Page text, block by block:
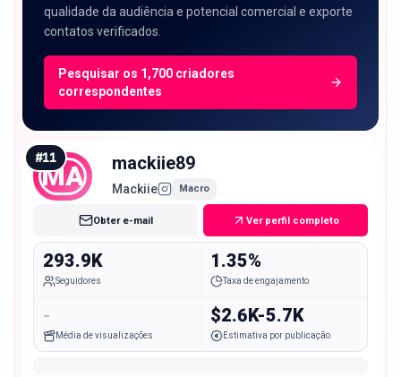
qualidade da audiência e potencial comercial e exporte
contatos verificados.
Pesquisar os 1,700 criadores
correspondentes
MA
#11 mackiie89
Mackiie Macro
Obter e-mail Ver perfil completo
293.9K
Seguidores
1.35%
Taxa de engajamento
-
Média de visualizações
$2.6K-5.7K
Estimativa por publicação